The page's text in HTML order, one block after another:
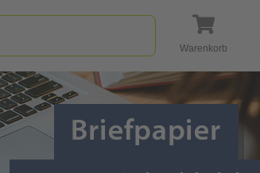
Warenkorb